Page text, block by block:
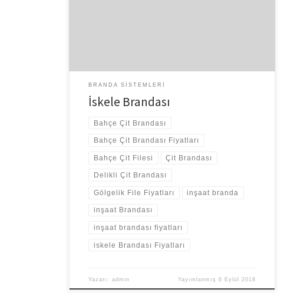
BRANDA SISTEMLERI
İskele Brandası
Bahçe Çit Brandası
Bahçe Çit Brandası Fiyatları
Bahçe Çit Filesi Çit Brandası
Delikli Çit Brandası
Gölgelik File Fiyatları inşaat branda
inşaat Brandası
inşaat brandası fiyatları
iskele Brandası Fiyatları
Yazarı:admin Yayımlanmış 6 Eylül 2018